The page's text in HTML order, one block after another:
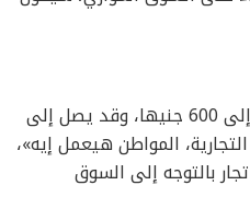
وتابع: «كيلو البن العادي وصل إلى 600 جنيها، وقد يصل إلى
المواطن هيعمل إيه»،
بالتوجه إلى السوق